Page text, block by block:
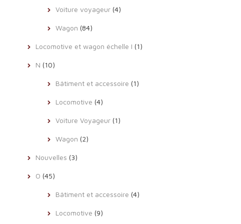
Voiture voyageur (4)
Wagon (84)
Locomotive et wagon échelle I (1)
N (10)
Bâtiment et accessoire (1)
Locomotive (4)
Voiture Voyageur (1)
Wagon (2)
Nouvelles (3)
O (45)
Bâtiment et accessoire (4)
Locomotive (9)